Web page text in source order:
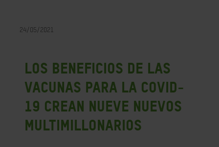
24/05/2021
Los beneficios de las
vacunas para la COVID-
19 crean nueve nuevos
multimillonarios